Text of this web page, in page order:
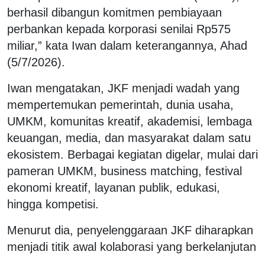
berhasil dibangun komitmen pembiayaan
perbankan kepada korporasi senilai Rp575
miliar,” kata Iwan dalam keterangannya, Ahad
(5/7/2026).
Iwan mengatakan, JKF menjadi wadah yang
mempertemukan pemerintah, dunia usaha,
UMKM, komunitas kreatif, akademisi, lembaga
keuangan, media, dan masyarakat dalam satu
ekosistem. Berbagai kegiatan digelar, mulai dari
pameran UMKM, business matching, festival
ekonomi kreatif, layanan publik, edukasi,
hingga kompetisi.
Menurut dia, penyelenggaraan JKF diharapkan
menjadi titik awal kolaborasi yang berkelanjutan